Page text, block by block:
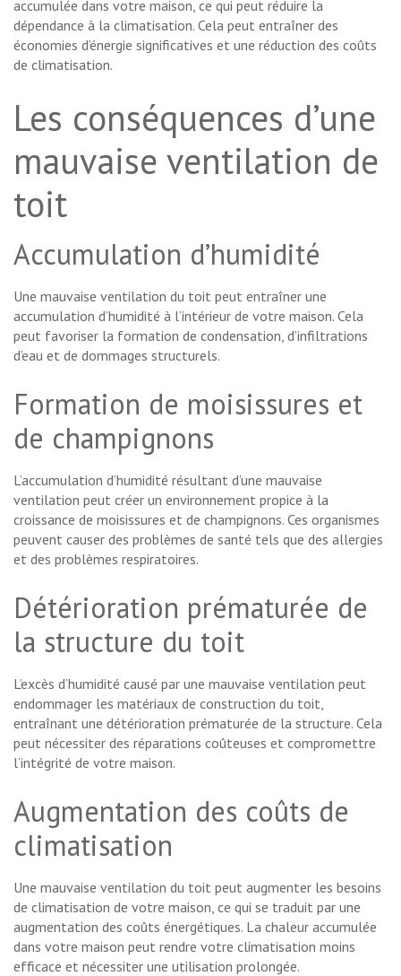
accumulée dans votre maison, ce qui peut réduire la
dépendance à la climatisation. Cela peut entraîner des
économies d’énergie significatives et une réduction des coûts
de climatisation.
Les conséquences d’une
mauvaise ventilation de
toit
Accumulation d’humidité
Une mauvaise ventilation du toit peut entraîner une
accumulation d’humidité à l’intérieur de votre maison. Cela
peut favoriser la formation de condensation, d’infiltrations
d’eau et de dommages structurels.
Formation de moisissures et
de champignons
L’accumulation d’humidité résultant d’une mauvaise
ventilation peut créer un environnement propice à la
croissance de moisissures et de champignons. Ces organismes
peuvent causer des problèmes de santé tels que des allergies
et des problèmes respiratoires.
Détérioration prématurée de
la structure du toit
L’excès d’humidité causé par une mauvaise ventilation peut
endommager les matériaux de construction du toit,
entraînant une détérioration prématurée de la structure. Cela
peut nécessiter des réparations coûteuses et compromettre
l’intégrité de votre maison.
Augmentation des coûts de
climatisation
Une mauvaise ventilation du toit peut augmenter les besoins
de climatisation de votre maison, ce qui se traduit par une
augmentation des coûts énergétiques. La chaleur accumulée
dans votre maison peut rendre votre climatisation moins
efficace et nécessiter une utilisation prolongée.